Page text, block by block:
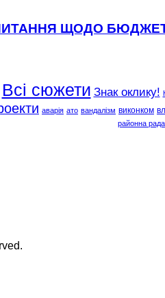
ЩОДО
Всі сюжети Знак оклику!
аварія ато вандалізм виконком
районна рада